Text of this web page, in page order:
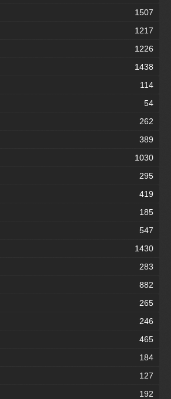
1507
1217
1226
1438
114
54
262
389
1030
295
419
185
547
1430
283
882
265
246
465
184
127
192